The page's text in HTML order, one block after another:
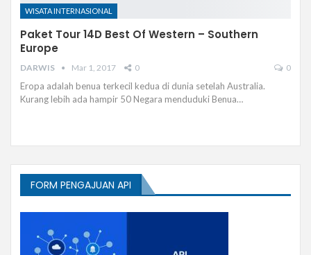
WISATA INTERNASIONAL
Paket Tour 14D Best Of Western – Southern
Europe
DARWIS Mar 1, 2017 0 0
Eropa adalah benua terkecil kedua di dunia setelah Australia.
Kurang lebih ada hampir 50 Negara menduduki Benua…
FORM PENGAJUAN API